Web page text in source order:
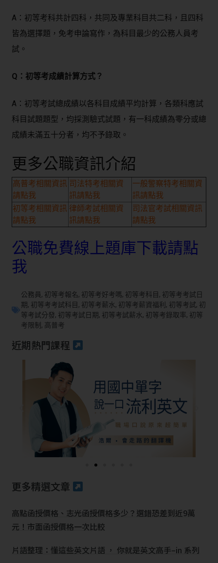
A：初等考科共計四科，共同及專業科目共二科，且四科
皆為選擇題，免考申論寫作，為科目最少的公務人員考
試。
Q：初等考成績計算方式？
A：初等考試總成績以各科目成績平均計算，各類科應試
科目試題題型，均採測驗式試題，有一科成績為零分或總
成績未滿五十分者，均不予錄取。
更多公職資訊介紹
高普考相關資訊
請點我
司法特考相關資
訊請點我
一般警察特考相關資
訊請點我
初等考相關資訊
請點我
律師考試相關資
訊請點我
司法官考試相關資訊
請點我
公職免費線上題庫下載請點
我
公務員, 初等考報名, 初等考好考嗎, 初等考科目 , 初等考考試日
期, 初等考考試科目 , 初等考薪水, 初等考薪資福利 , 初等考試, 初
等考試分發, 初等考試日期, 初等考試薪水, 初等考錄取率, 初等
考限制 , 高普考
近期熱門課程
更多精選文章
高點函授價格、志光函授價格多少？選錯恐差到近9萬
元！市面函授價格一次比較
片語整理：懂這些英文片語 ， 你就是英文高手–in 系列